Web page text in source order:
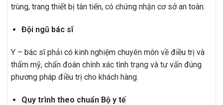
trùng, trang thiết bị tân tiến, có chứng nhận cơ sở an toàn.
Đội ngũ bác sĩ
Y – bác sĩ phải có kinh nghiệm chuyên môn về điều trị và
thẩm mỹ, chẩn đoán chính xác tình trạng và tư vấn đúng
phương pháp điều trị cho khách hàng.
Quy trình theo chuẩn Bộ y tế